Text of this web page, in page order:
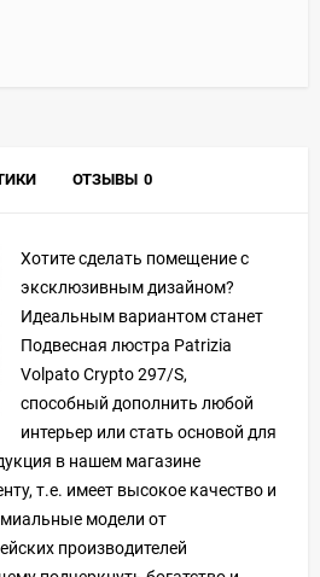
ОТЗЫВЫ 0
Хотите сделать помещение с
эксклюзивным дизайном?
Идеальным вариантом станет
Подвесная люстра Patrizia
Volpato Crypto 297/S,
способный дополнить любой
интерьер или стать основой для
в нашем магазине
т.е. имеет высокое качество и
модели от
производителей